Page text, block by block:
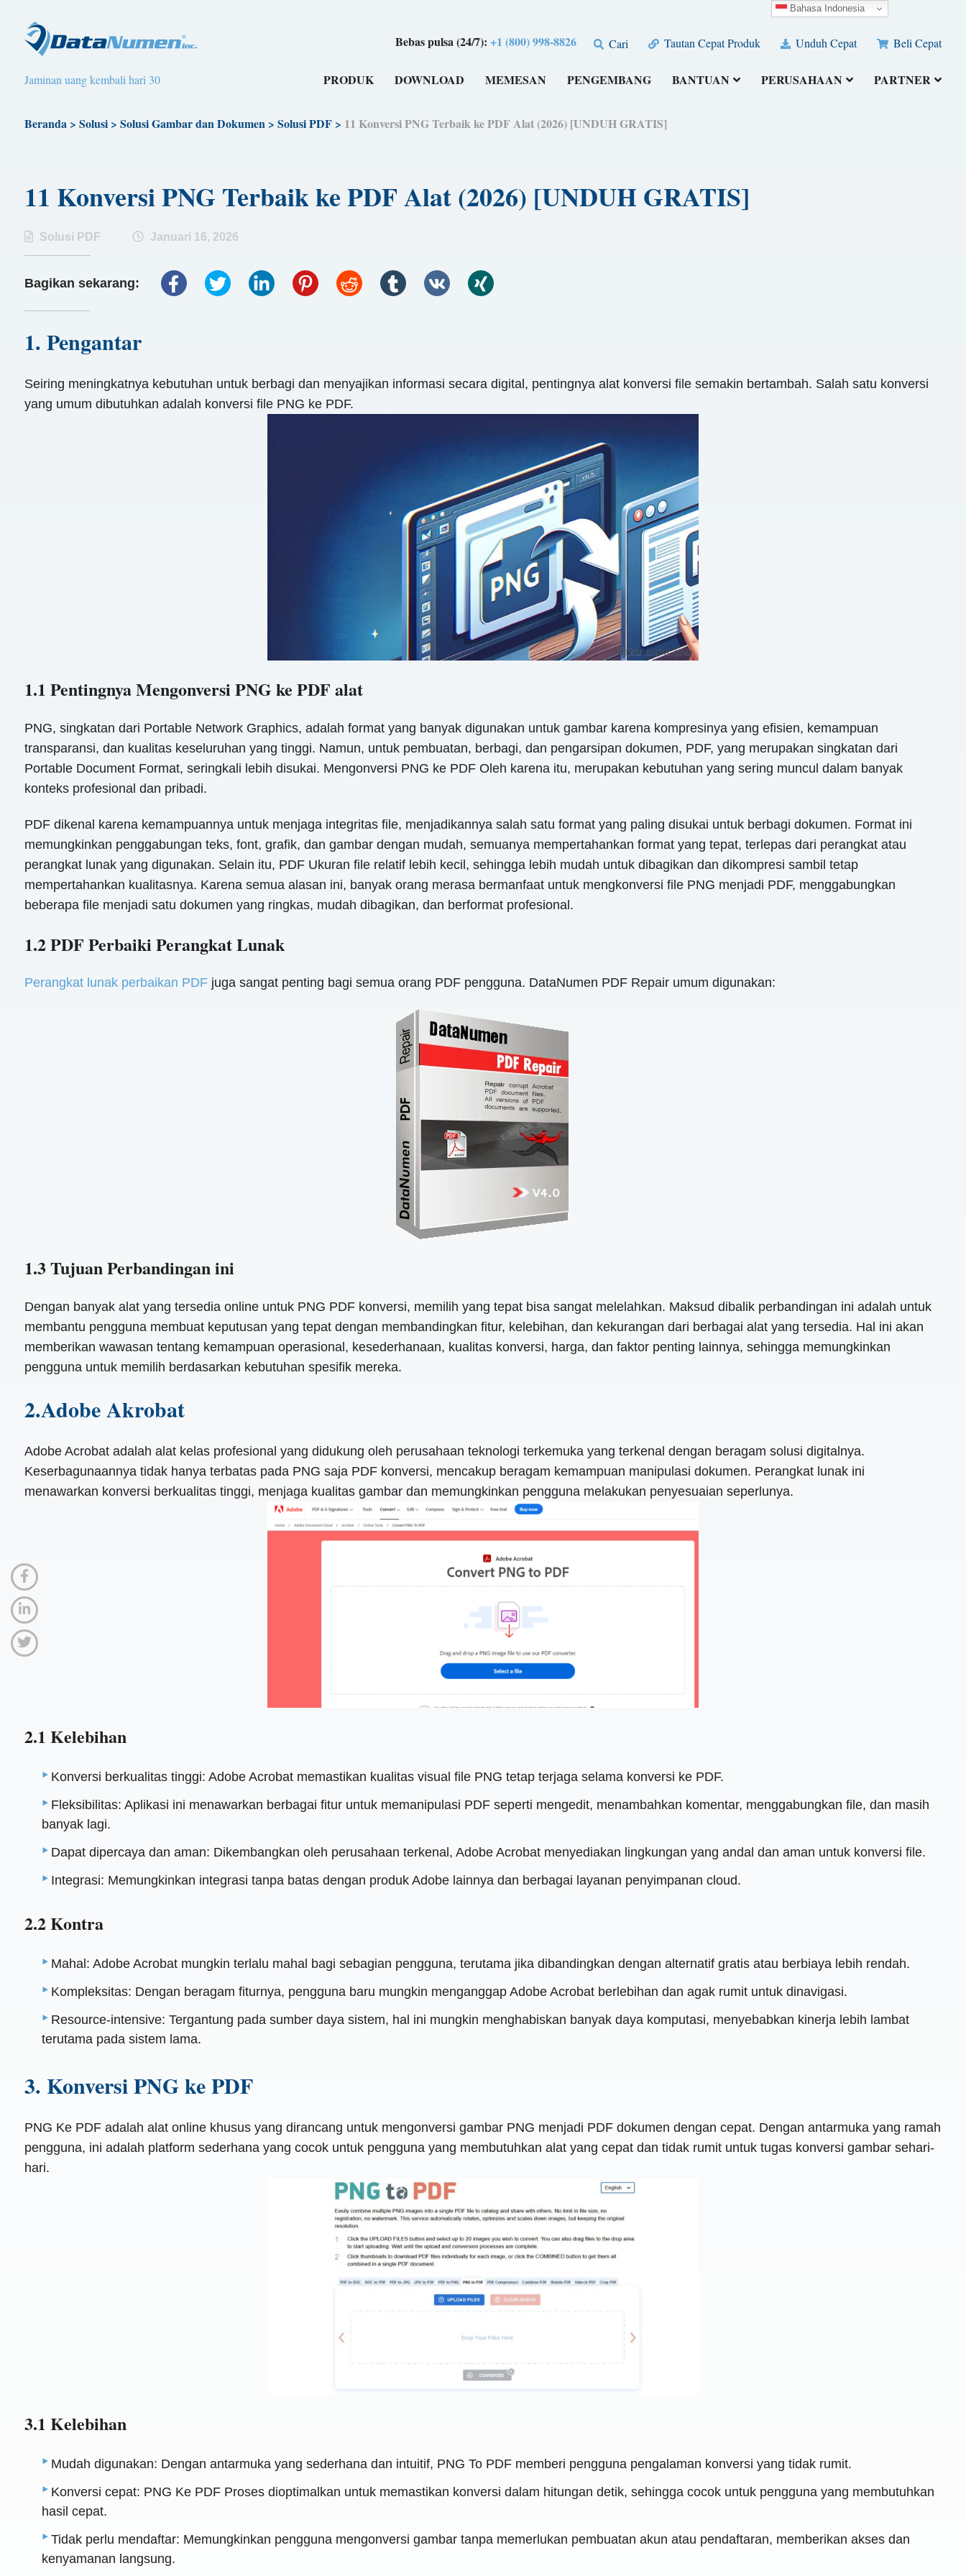
Bebas pulsa (24/7):+1 (800) 998-8826 Cari Tautan Cepat Produk Unduh Cepat Beli Cepat
Jaminan uang kembali hari 30 PRODUK DOWNLOAD MEMESAN PENGEMBANG BANTUAN PERUSAHAAN PARTNER
Beranda> Solusi> Solusi Gambar dan Dokumen> Solusi PDF> 11 Konversi PNG Terbaik ke PDF Alat (2026) [UNDUH GRATIS]
11 Konversi PNG Terbaik ke PDF Alat (2026) [UNDUH GRATIS]
Solusi PDF Januari 16, 2026
Bagikan sekarang:
1. Pengantar
Seiring meningkatnya kebutuhan untuk berbagi dan menyajikan informasi secara digital, pentingnya alat konversi file semakin bertambah. Salah satu konversi
yang umum dibutuhkan adalah konversi file PNG ke PDF.
1.1 Pentingnya Mengonversi PNG ke PDF alat
PNG, singkatan dari Portable Network Graphics, adalah format yang banyak digunakan untuk gambar karena kompresinya yang efisien, kemampuan
transparansi, dan kualitas keseluruhan yang tinggi. Namun, untuk pembuatan, berbagi, dan pengarsipan dokumen, PDF, yang merupakan singkatan dari
Portable Document Format, seringkali lebih disukai. Mengonversi PNG ke PDF Oleh karena itu, merupakan kebutuhan yang sering muncul dalam banyak
konteks profesional dan pribadi.
PDF dikenal karena kemampuannya untuk menjaga integritas file, menjadikannya salah satu format yang paling disukai untuk berbagi dokumen. Format ini
memungkinkan penggabungan teks, font, grafik, dan gambar dengan mudah, semuanya mempertahankan format yang tepat, terlepas dari perangkat atau
perangkat lunak yang digunakan. Selain itu, PDF Ukuran file relatif lebih kecil, sehingga lebih mudah untuk dibagikan dan dikompresi sambil tetap
mempertahankan kualitasnya. Karena semua alasan ini, banyak orang merasa bermanfaat untuk mengkonversi file PNG menjadi PDF, menggabungkan
beberapa file menjadi satu dokumen yang ringkas, mudah dibagikan, dan berformat profesional.
1.2 PDF Perbaiki Perangkat Lunak
Perangkat lunak perbaikan PDFjuga sangat penting bagi semua orang PDF pengguna. DataNumen PDF Repair umum digunakan:
1.3 Tujuan Perbandingan ini
Dengan banyak alat yang tersedia online untuk PNG PDF konversi, memilih yang tepat bisa sangat melelahkan. Maksud dibalik perbandingan ini adalah untuk
membantu pengguna membuat keputusan yang tepat dengan membandingkan fitur, kelebihan, dan kekurangan dari berbagai alat yang tersedia. Hal ini akan
memberikan wawasan tentang kemampuan operasional, kesederhanaan, kualitas konversi, harga, dan faktor penting lainnya, sehingga memungkinkan
pengguna untuk memilih berdasarkan kebutuhan spesifik mereka.
2.Adobe Akrobat
Adobe Acrobat adalah alat kelas profesional yang didukung oleh perusahaan teknologi terkemuka yang terkenal dengan beragam solusi digitalnya.
Keserbagunaannya tidak hanya terbatas pada PNG saja PDF konversi, mencakup beragam kemampuan manipulasi dokumen. Perangkat lunak ini
menawarkan konversi berkualitas tinggi, menjaga kualitas gambar dan memungkinkan pengguna melakukan penyesuaian seperlunya.
2.1 Kelebihan
Konversi berkualitas tinggi: Adobe Acrobat memastikan kualitas visual file PNG tetap terjaga selama konversi ke PDF.
Fleksibilitas: Aplikasi ini menawarkan berbagai fitur untuk memanipulasi PDF seperti mengedit, menambahkan komentar, menggabungkan file, dan masih
banyak lagi.
Dapat dipercaya dan aman: Dikembangkan oleh perusahaan terkenal, Adobe Acrobat menyediakan lingkungan yang andal dan aman untuk konversi file.
Integrasi: Memungkinkan integrasi tanpa batas dengan produk Adobe lainnya dan berbagai layanan penyimpanan cloud.
2.2 Kontra
Mahal: Adobe Acrobat mungkin terlalu mahal bagi sebagian pengguna, terutama jika dibandingkan dengan alternatif gratis atau berbiaya lebih rendah.
Kompleksitas: Dengan beragam fiturnya, pengguna baru mungkin menganggap Adobe Acrobat berlebihan dan agak rumit untuk dinavigasi.
Resource-intensive: Tergantung pada sumber daya sistem, hal ini mungkin menghabiskan banyak daya komputasi, menyebabkan kinerja lebih lambat
terutama pada sistem lama.
3. Konversi PNG ke PDF
PNG Ke PDF adalah alat online khusus yang dirancang untuk mengonversi gambar PNG menjadi PDF dokumen dengan cepat. Dengan antarmuka yang ramah
pengguna, ini adalah platform sederhana yang cocok untuk pengguna yang membutuhkan alat yang cepat dan tidak rumit untuk tugas konversi gambar sehari-
hari.
3.1 Kelebihan
Mudah digunakan: Dengan antarmuka yang sederhana dan intuitif, PNG To PDF memberi pengguna pengalaman konversi yang tidak rumit.
Konversi cepat: PNG Ke PDF Proses dioptimalkan untuk memastikan konversi dalam hitungan detik, sehingga cocok untuk pengguna yang membutuhkan
hasil cepat.
Tidak perlu mendaftar: Memungkinkan pengguna mengonversi gambar tanpa memerlukan pembuatan akun atau pendaftaran, memberikan akses dan
kenyamanan langsung.
Bahasa Indonesia